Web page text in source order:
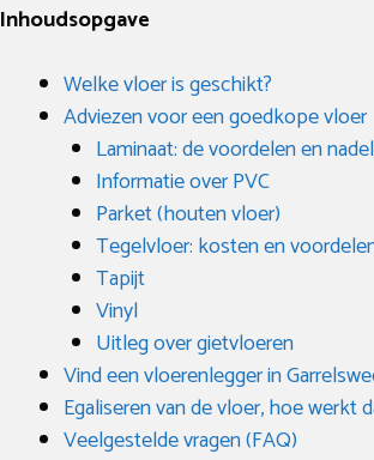
Inhoudsopgave
Welke vloer is geschikt?
Adviezen voor een goedkope vloer
Laminaat: de voordelen en
Informatie over PVC
Parket (houten vloer)
Tegelvloer: kosten en
Tapijt
Vinyl
Uitleg over gietvloeren
Vind een vloerenlegger in
Egaliseren van de vloer, hoe werkt
Veelgestelde vragen (FAQ)